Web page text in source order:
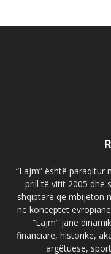
“Lajm” është paraqitur
prill të vitit 2005 dhe
shqiptare që mbijeton
në konceptet
“Lajm” janë
financiare, historike,
argëtuese,